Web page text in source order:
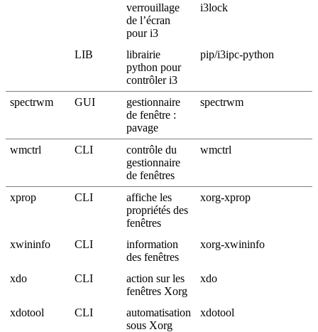
verrouillage
de l’écran
pour i3
i3lock
LIB
librairie
python pour
contrôler i3
pip/i3ipc-python
spectrwm GUI
gestionnaire
de fenêtre :
pavage
spectrwm
wmctrl CLI
contrôle du
gestionnaire
de fenêtres
wmctrl
xprop CLI
affiche les
propriétés des
fenêtres
xorg-xprop
xwininfo CLI
information
des fenêtres
xorg-xwininfo
xdo CLI
action sur les
fenêtres Xorg
xdo
xdotool CLI
automatisation
sous Xorg
xdotool